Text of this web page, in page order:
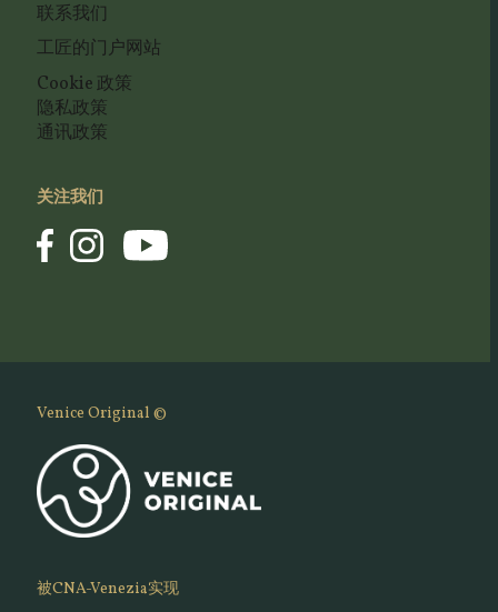
联系我们
工匠的门户网站
Cookie 政策
隐私政策
通讯政策
关注我们
Venice Original ©
被CNA-Venezia实现